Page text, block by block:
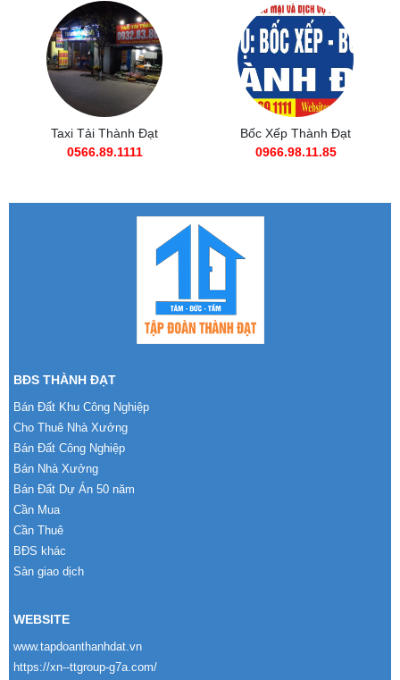
Taxi Tải Thành Đạt
0566.89.1111
Bốc Xếp Thành Đạt
0966.98.11.85
BĐS THÀNH ĐẠT
Bán Đất Khu Công Nghiệp
Cho Thuê Nhà Xưởng
Bán Đất Công Nghiệp
Bán Nhà Xưởng
Bán Đất Dự Án 50 năm
Cần Mua
Cần Thuê
BĐS khác
Sàn giao dịch
WEBSITE
www.tapdoanthanhdat.vn
https://xn--ttgroup-g7a.com/